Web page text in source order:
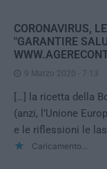
CORONAVIRUS,
"GARANTIRE
9 Marzo 2020 - 7:13
[…] la ricetta della
(anzi, l’Unione
e le riflessioni le
Caricamento...